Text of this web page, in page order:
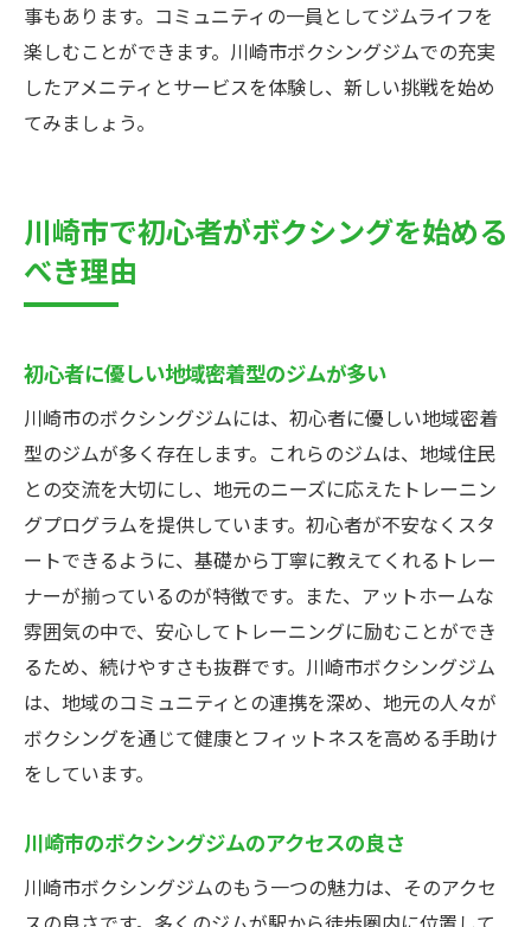
事もあります。コミュニティの一員としてジムライフを
楽しむことができます。川崎市ボクシングジムでの充実
したアメニティとサービスを体験し、新しい挑戦を始め
てみましょう。
川崎市で初心者がボクシングを始める
べき理由
初心者に優しい地域密着型のジムが多い
川崎市のボクシングジムには、初心者に優しい地域密着
型のジムが多く存在します。これらのジムは、地域住民
との交流を大切にし、地元のニーズに応えたトレーニン
グプログラムを提供しています。初心者が不安なくスタ
ートできるように、基礎から丁寧に教えてくれるトレー
ナーが揃っているのが特徴です。また、アットホームな
雰囲気の中で、安心してトレーニングに励むことができ
るため、続けやすさも抜群です。川崎市ボクシングジム
は、地域のコミュニティとの連携を深め、地元の人々が
ボクシングを通じて健康とフィットネスを高める手助け
をしています。
川崎市のボクシングジムのアクセスの良さ
川崎市ボクシングジムのもう一つの魅力は、そのアクセ